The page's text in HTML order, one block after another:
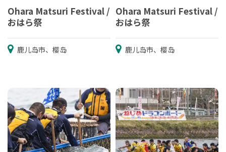
Ohara Matsuri Festival /
おはら祭
鹿儿岛市、樱岛
Ohara Matsuri Festival /
おはら祭
鹿儿岛市、樱岛